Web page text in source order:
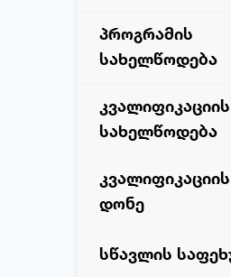
პროგრამის
სახელწოდება
კვალიფიკაციის
სახელწოდება
კვალიფიკაციის
დონე
სწავლის